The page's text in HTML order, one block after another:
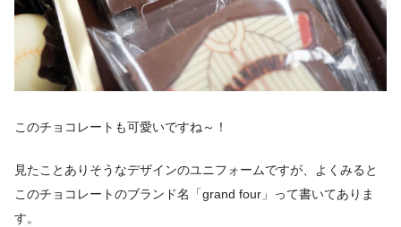
このチョコレートも可愛いですね～！
見たことありそうなデザインのユニフォームですが、よくみると
このチョコレートのブランド名「grand four」って書いてありま
す。